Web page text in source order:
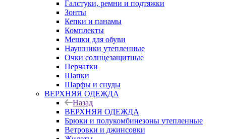
Галстуки, ремни и подтяжки
Зонты
Кепки и панамы
Комплекты
Мешки для обуви
Наушники утепленные
Очки солнцезащитные
Перчатки
Шапки
Шарфы и снуды
ВЕРХНЯЯ ОДЕЖДА
Назад
ВЕРХНЯЯ ОДЕЖДА
Брюки и полукомбинезоны утепленные
Ветровки и джинсовки